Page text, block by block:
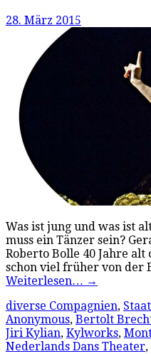
28. März 2015
Was ist jung und was ist
muss ein Tänzer sein?
Roberto Bolle 40 Jahre alt
schon viel früher von der
Weiterlesen… →
diverse Compagnien,
Anonymous, Bertolt
Jiri Kylian, Kylworks,
Nederlands Dans Theater,